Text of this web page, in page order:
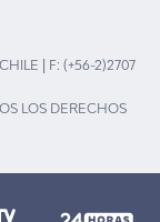
| F: (+56-2)2707
LOS DERECHOS